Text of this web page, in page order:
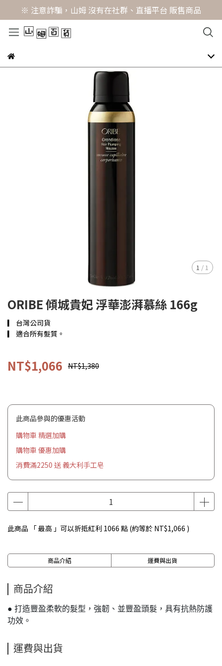
※ 注意詐騙，山姆 沒有在社群、直播平台 販售商品
1 / 1
ORIBE 傾城貴妃 浮華澎湃慕絲 166g
▎ 台灣公司貨
▎ 適合所有髮質。
NT$1,066 NT$1,380
此商品參與的優惠活動
購物車 精選加購
購物車 優惠加購
消費滿2250 送 義大利手工皂
此商品 「 最高 」可以折抵紅利 1066 點 (約等於 NT$1,066 )
商品介紹 運費與出貨
商品介紹
● 打造豐盈柔軟的髮型，強韌、並豐盈頭髮，具有抗熱防護
功效。
運費與出貨